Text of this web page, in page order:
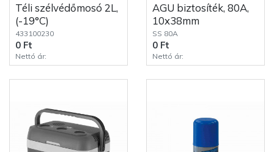
Téli szélvédőmosó 2L,
(-19°C)
433100230
0 Ft
Nettó ár:
AGU biztosíték, 80A,
10x38mm
SS 80A
0 Ft
Nettó ár: